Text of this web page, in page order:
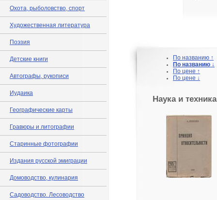
Охота, рыболовство, спорт
Художественная литература
Поэзия
Детские книги
Автографы, рукописи
Иудаика
Географические карты
Гравюры и литографии
Старинные фотографии
Издания русской эмиграции
Домоводство, кулинария
Садоводство. Лесоводство
По названию ↑
По названию ↓
По цене ↑
По цене ↓
Наука и техника